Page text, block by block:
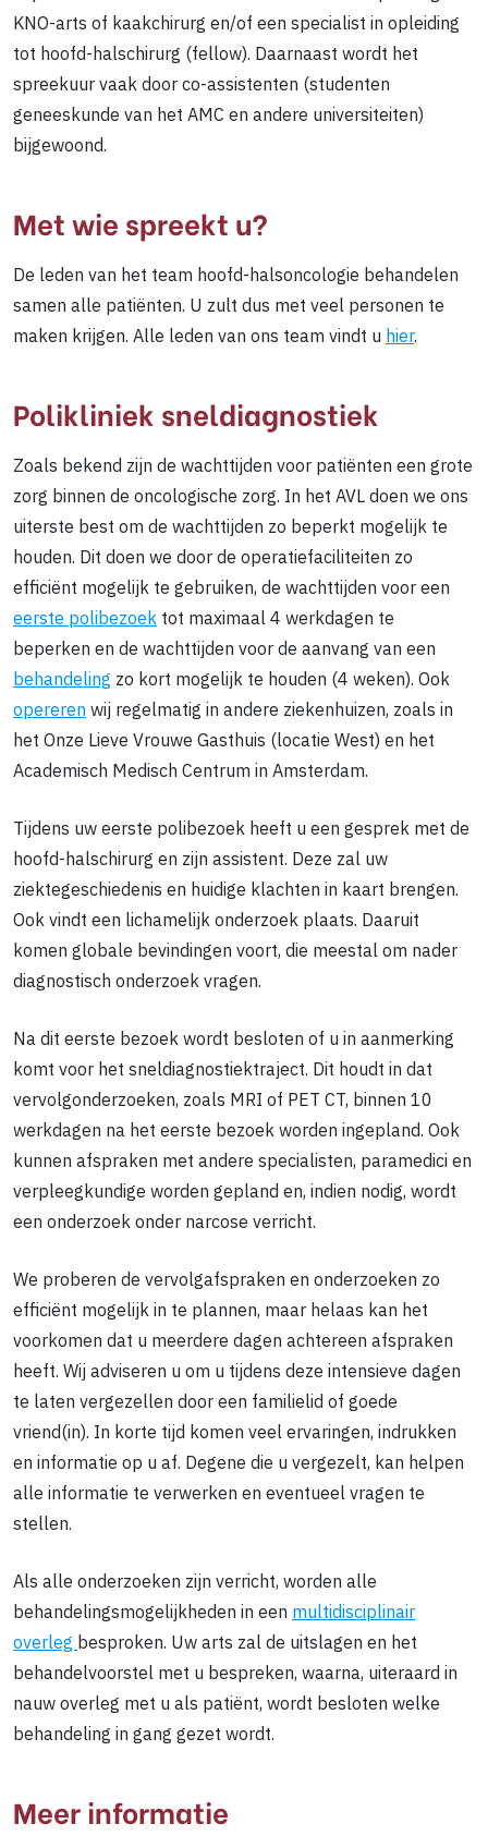
KNO-arts of kaakchirurg en/of een specialist in opleiding
tot hoofd-halschirurg (fellow). Daarnaast wordt het
spreekuur vaak door co-assistenten (studenten
geneeskunde van het AMC en andere universiteiten)
bijgewoond.
Met wie spreekt u?
De leden van het team hoofd-halsoncologie behandelen
samen alle patiënten. U zult dus met veel personen te
maken krijgen. Alle leden van ons team vindt uhier.
Polikliniek sneldiagnostiek
Zoals bekend zijn de wachttijden voor patiënten een grote
zorg binnen de oncologische zorg. In het AVL doen we ons
uiterste best om de wachttijden zo beperkt mogelijk te
houden. Dit doen we door de operatiefaciliteiten zo
efficiënt mogelijk te gebruiken, de wachttijden voor een
eerste polibezoektot maximaal 4 werkdagen te
beperken en de wachttijden voor de aanvang van een
behandeling zo kort mogelijk te houden (4 weken). Ook
opererenwij regelmatig in andere ziekenhuizen, zoals in
het Onze Lieve Vrouwe Gasthuis (locatie West) en het
Academisch Medisch Centrum in Amsterdam.
Tijdens uw eerste polibezoek heeft u een gesprek met de
hoofd-halschirurg en zijn assistent. Deze zal uw
ziektegeschiedenis en huidige klachten in kaart brengen.
Ook vindt een lichamelijk onderzoek plaats. Daaruit
komen globale bevindingen voort, die meestal om nader
diagnostisch onderzoek vragen.
Na dit eerste bezoek wordt besloten of u in aanmerking
komt voor het sneldiagnostiektraject. Dit houdt in dat
vervolgonderzoeken, zoals MRI of PET CT, binnen 10
werkdagen na het eerste bezoek worden ingepland. Ook
kunnen afspraken met andere specialisten, paramedici en
verpleegkundige worden gepland en, indien nodig, wordt
een onderzoek onder narcose verricht.
We proberen de vervolgafspraken en onderzoeken zo
efficiënt mogelijk in te plannen, maar helaas kan het
voorkomen dat u meerdere dagen achtereen afspraken
heeft. Wij adviseren u om u tijdens deze intensieve dagen
te laten vergezellen door een familielid of goede
vriend(in). In korte tijd komen veel ervaringen, indrukken
en informatie op u af. Degene die u vergezelt, kan helpen
alle informatie te verwerken en eventueel vragen te
stellen.
Als alle onderzoeken zijn verricht, worden alle
behandelingsmogelijkheden in eenmultidisciplinair
overlegbesproken. Uw arts zal de uitslagen en het
behandelvoorstel met u bespreken, waarna, uiteraard in
nauw overleg met u als patiënt, wordt besloten welke
behandeling in gang gezet wordt.
Meer informatie